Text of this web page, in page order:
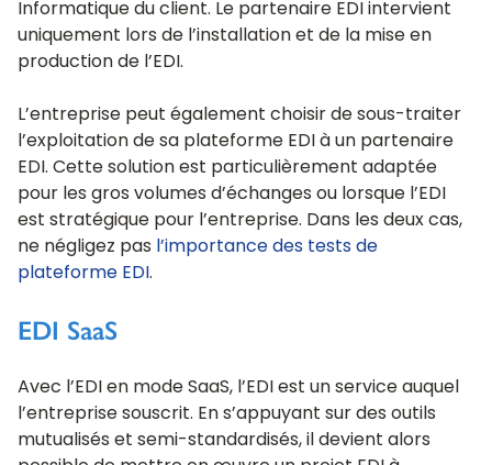
Informatique du client. Le partenaire EDI intervient
uniquement lors de l’installation et de la mise en
production de l’EDI.
L’entreprise peut également choisir de sous-traiter
l’exploitation de sa plateforme EDI à un partenaire
EDI. Cette solution est particulièrement adaptée
pour les gros volumes d’échanges ou lorsque l’EDI
est stratégique pour l’entreprise. Dans les deux cas,
ne négligez pas l’importance des tests de
plateforme EDI .
EDI SaaS
Avec l’EDI en mode SaaS, l’EDI est un service auquel
l’entreprise souscrit. En s’appuyant sur des outils
mutualisés et semi-standardisés, il devient alors